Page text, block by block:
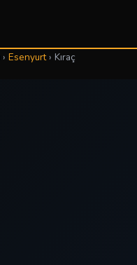
› Esenyurt› Kıraç